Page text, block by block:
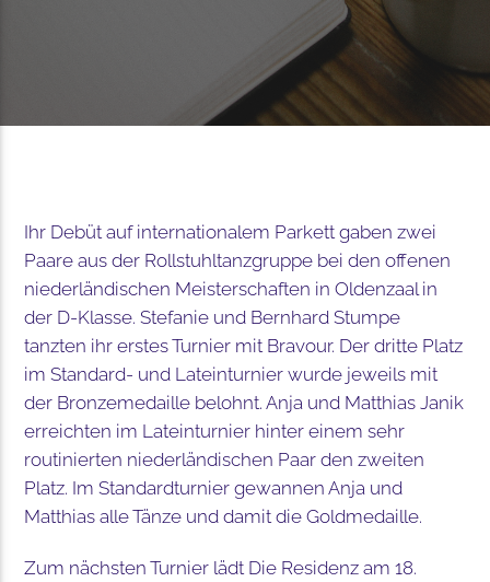
Ihr Debüt auf internationalem Parkett gaben zwei
Paare aus der Rollstuhltanzgruppe bei den offenen
niederländischen Meisterschaften in Oldenzaal in
der D-Klasse. Stefanie und Bernhard Stumpe
tanzten ihr erstes Turnier mit Bravour. Der dritte Platz
im Standard- und Lateinturnier wurde jeweils mit
der Bronzemedaille belohnt. Anja und Matthias Janik
erreichten im Lateinturnier hinter einem sehr
routinierten niederländischen Paar den zweiten
Platz. Im Standardturnier gewannen Anja und
Matthias alle Tänze und damit die Goldmedaille.
Zum nächsten Turnier lädt Die Residenz am 18.